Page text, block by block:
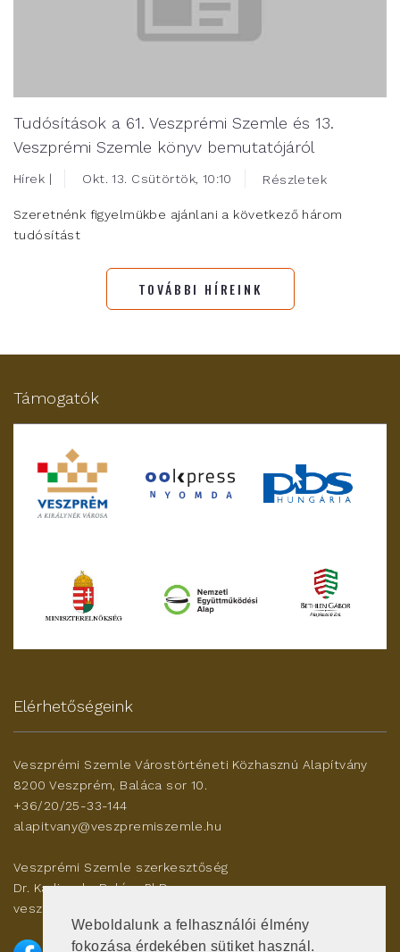
Weboldalunk a felhasználói élmény
fokozása érdekében sütiket használ.
Tudósítások a 61. Veszprémi Szemle és 13.
Veszprémi Szemle könyv bemutatójáról
Hírek | Okt. 13. Csütörtök, 10:10 Részletek
Szeretnénk figyelmükbe ajánlani a következő három
tudósítást
TOVÁBBI HÍREINK
Támogatók
Elérhetőségeink
Veszprémi Szemle Várostörténeti Közhasznú Alapítvány
8200 Veszprém, Baláca sor 10.
+36/20/25-33-144
alapitvany@veszpremiszemle.hu
Veszprémi Szemle szerkesztőség
Dr. Karlinszky Balázs PhD
veszleszerk@gmail.com